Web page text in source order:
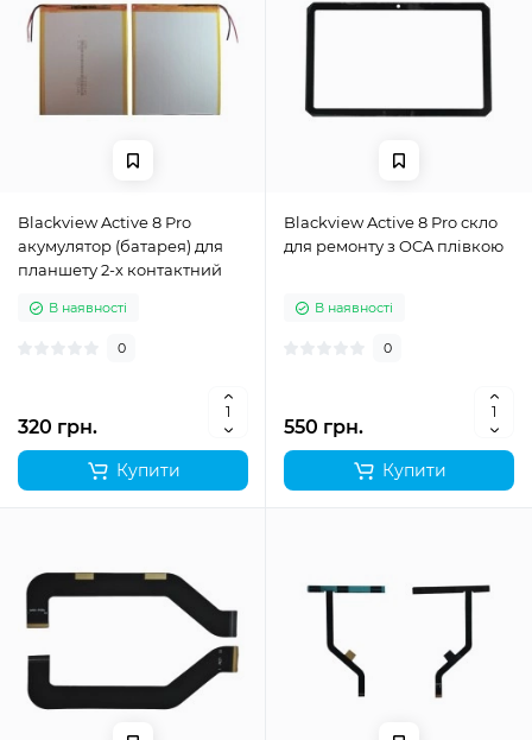
Blackview Active 8 Pro
акумулятор (батарея) для
планшету 2-х контактний
В наявності
0
320 грн.
Купити
Blackview Active 8 Pro скло
для ремонту з OCA плівкою
В наявності
0
550 грн.
Купити